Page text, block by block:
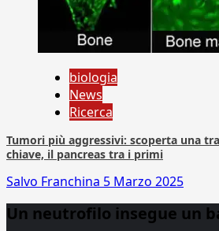
biologia
News
Ricerca
Tumori più aggressivi: scoperta una
chiave, il pancreas tra i primi
Salvo Franchina 5 Marzo 2025
Un neutrofilo insegue un